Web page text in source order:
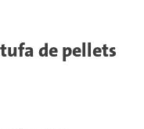
de pellets